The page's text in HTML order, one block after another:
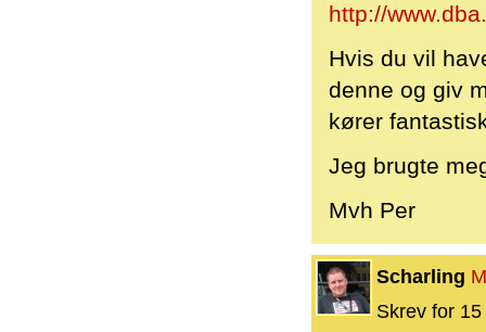
http://
Hvis du vil
denne og giv
kører
Jeg brugte
Mvh Per
Scharling
Skrev for